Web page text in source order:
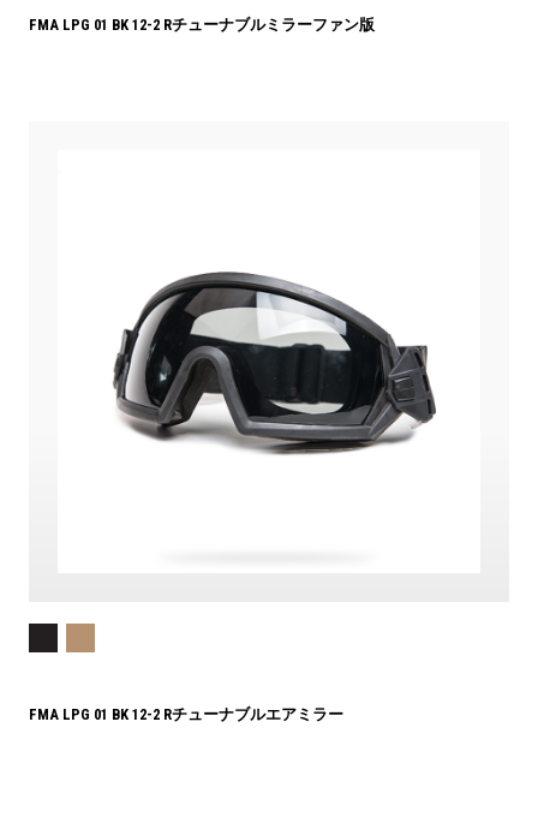
FMA LPG 01 BK 12-2 Rチューナブルミラーファン版
FMA LPG 01 BK 12-2 Rチューナブルエアミラー